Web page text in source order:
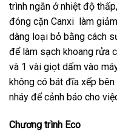
trình ngắn ở nhiệt độ
đóng cặn Canxi làm
dàng loại bỏ bằng cách
để làm sạch khoang rửa
và 1 vài giọt dấm vào
không có bát đĩa xếp
nháy để cảnh báo cho
Chương trình Eco